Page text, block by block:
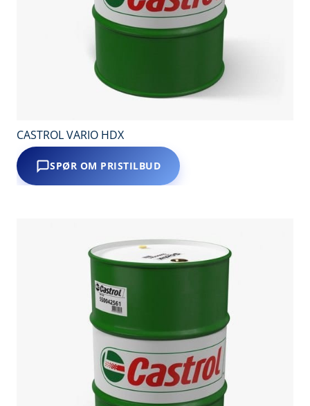
CASTROL VARIO HDX
SPØR OM PRISTILBUD